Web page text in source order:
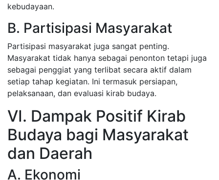
kebudayaan.
B. Partisipasi Masyarakat
Partisipasi masyarakat juga sangat penting.
Masyarakat tidak hanya sebagai penonton tetapi juga
sebagai penggiat yang terlibat secara aktif dalam
setiap tahap kegiatan. Ini termasuk persiapan,
pelaksanaan, dan evaluasi kirab budaya.
VI. Dampak Positif Kirab
Budaya bagi Masyarakat
dan Daerah
A. Ekonomi